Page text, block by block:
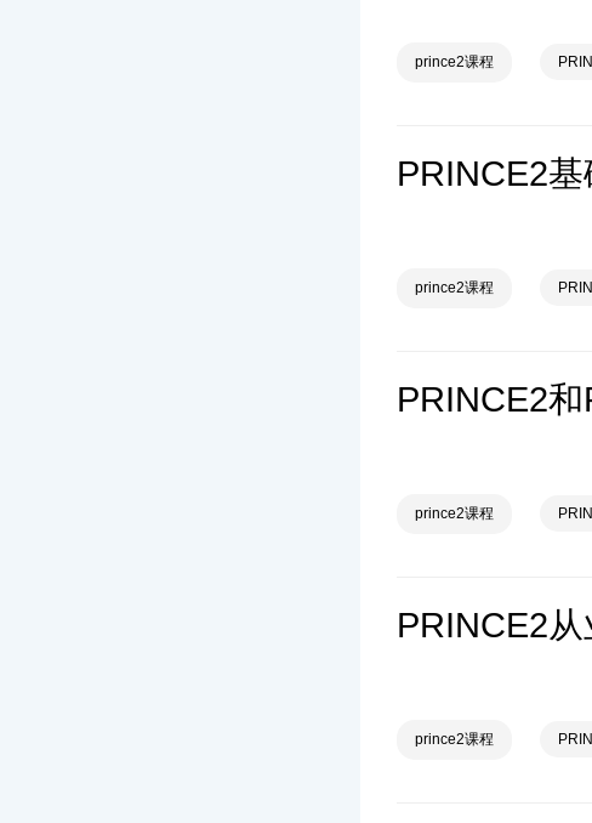
prince2课程
PRINCE2
prince2课程
PRINCE2
prince2课程
prince2课程